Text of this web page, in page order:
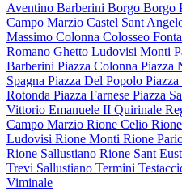
Aventino Barberini Borgo Borgo
Campo Marzio Castel Sant
Massimo Colonna Colosseo
Romano Ghetto Ludovisi Monti
Barberini Piazza Colonna Piazza
Spagna Piazza Del Popolo
Rotonda Piazza Farnese Piazza
Vittorio Emanuele II Quirinale
Campo Marzio Rione Celio
Ludovisi Rione Monti Rione
Rione Sallustiano Rione Sant
Trevi Sallustiano Termini
Viminale